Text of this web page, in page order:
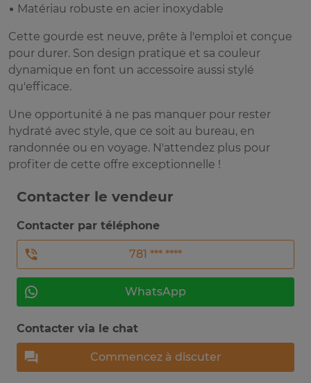
• Matériau robuste en acier inoxydable
Cette gourde est neuve, prête à l'emploi et conçue
pour durer. Son design pratique et sa couleur
dynamique en font un accessoire aussi stylé
qu'efficace.
Une opportunité à ne pas manquer pour rester
hydraté avec style, que ce soit au bureau, en
randonnée ou en voyage. N'attendez plus pour
profiter de cette offre exceptionnelle !
Contacter le vendeur
Contacter par téléphone
781 *** ****
WhatsApp
Contacter via le chat
Commencez à discuter